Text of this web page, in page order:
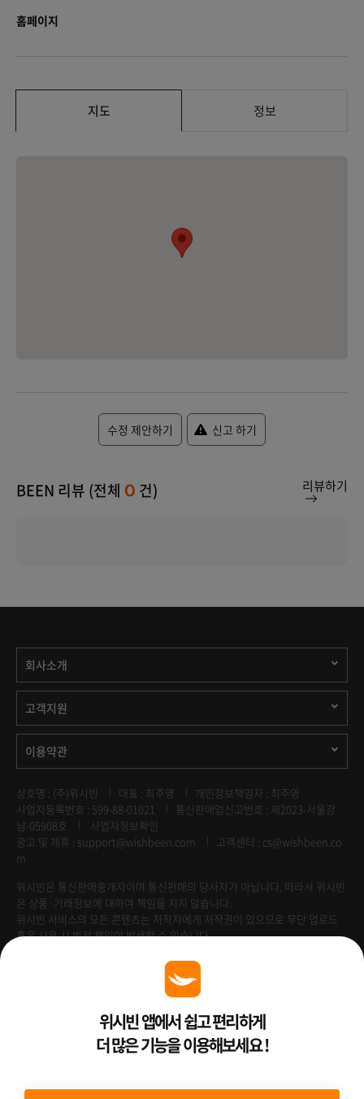
홈페이지
지도 정보
수정 제안하기 신고 하기
BEEN 리뷰 (전체 0 건) 리뷰하기
회사소개
고객지원
이용약관
상호명 : (주)위시빈 대표 : 최주영
개인정보책임자 : 최주영
사업자등록번호 : 599-88-01021
통신판매업신고번호 : 제2023-서울강
남-05908호
사업자정보확인
광고 및 제휴 : support@wishbeen.com
고객센터 : cs@wishbeen.co
m
위시빈은 통신판매중개자이며 통신판매의 당사자가 아닙니다. 따라서 위시빈
은 상품·거래정보에 대하여 책임을 지지 않습니다.
위시빈 서비스의 모든 콘텐츠는 저작자에게 저작권이 있으므로 무단 업로드
혹은 사용 시 법적 책임이 발생할 수 있습니다.
Venture Enterprise위시빈 앱에서 쉽고 편리하게
더 많은 기능을 이용해보세요 !